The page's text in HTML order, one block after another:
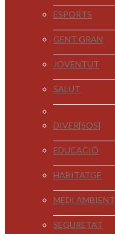
ESPORTS
GENT GRAN
JOVENTUT
SALUT
DIVER[SOS]
EDUCACIÓ
HABITATGE
MEDI AMBIENT
SEGURETAT